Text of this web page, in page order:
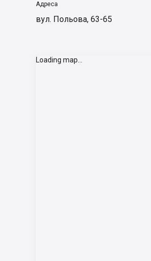
Адреса
вул. Польова, 63-65
Loading map...